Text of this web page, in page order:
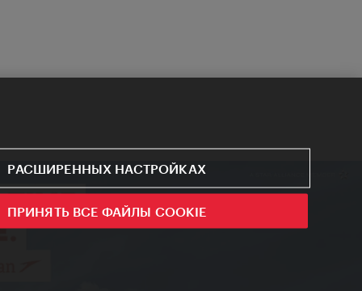
РАСШИРЕННЫХ НАСТРОЙКАХ
ПРИНЯТЬ ВСЕ ФАЙЛЫ COOKIE